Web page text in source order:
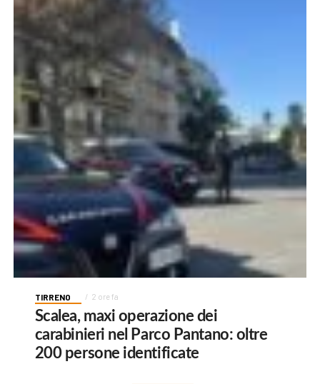
TIRRENO 2 ore fa
Scalea, maxi operazione dei
carabinieri nel Parco Pantano: oltre
200 persone identificate